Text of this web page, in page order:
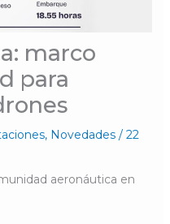
marco
para
, Novedades/ 22
aeronáutica en